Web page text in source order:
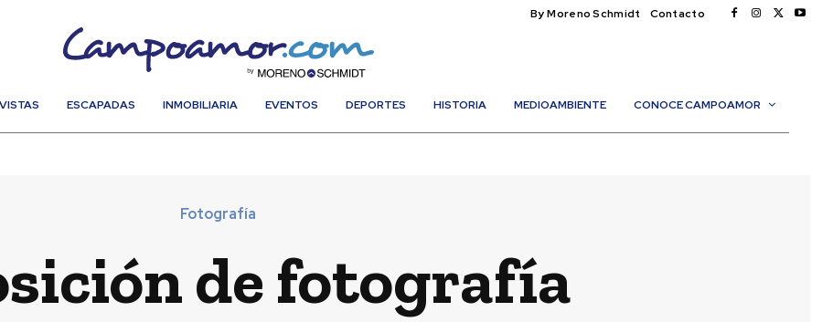
By Moreno Schmidt Contacto
ESCAPADAS INMOBILIARIA EVENTOS DEPORTES HISTORIA MEDIOAMBIENTE CONOCE CAMPOAMOR
Fotografía
de fotografía